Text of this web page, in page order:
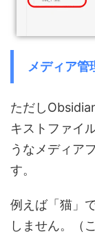
メディア管
ただし
キストファイ
うなメディア
す。
例えば「猫」
しません。（